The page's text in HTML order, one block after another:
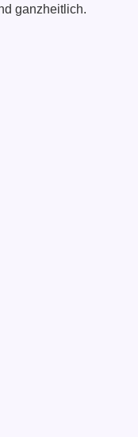
ganzheitlich.